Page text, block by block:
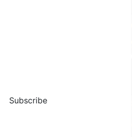
Subscribe